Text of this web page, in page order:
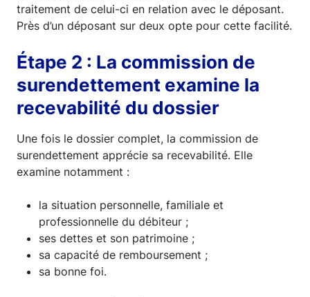
traitement de celui-ci en relation avec le déposant.
Près d’un déposant sur deux opte pour cette facilité.
Étape 2 : La commission de
surendettement examine la
recevabilité du dossier
Une fois le dossier complet, la commission de
surendettement apprécie sa recevabilité. Elle
examine notamment :
la situation personnelle, familiale et
professionnelle du débiteur ;
ses dettes et son patrimoine ;
sa capacité de remboursement ;
sa bonne foi.